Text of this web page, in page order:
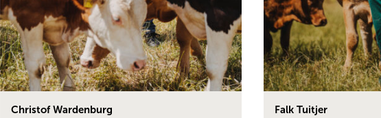
Christof Wardenburg
Falk Tuitjer